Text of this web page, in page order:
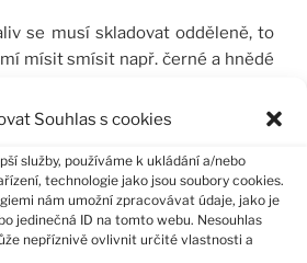
Souhlas s cookies
služby, používáme k ukládání a/nebo
technologie jako jsou soubory cookies.
nám umožní zpracovávat údaje, jako je
jedinečná ID na tomto webu. Nesouhlas
nepříznivě ovlivnit určité vlastnosti a
se musí skladovat odděleně, to
mísit smísit např. černé a hnědé
musí být urovnány,
a uválcovány, aby se na nich
povrchem je beton, betonové
vyplněnými pískem nebo tvrdý
nesmí být železitá škvár, jíl,
materiály, které prokazatelně